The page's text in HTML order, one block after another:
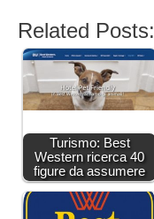
Related Posts:
Turismo: Best
Western ricerca 40
figure da assumere